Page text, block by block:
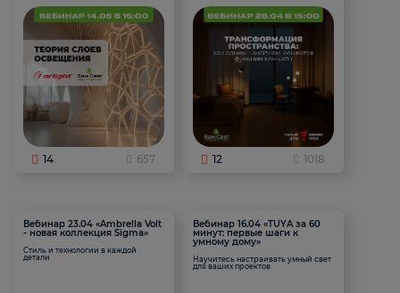
14 657 12 1018
Вебинар 23.04 «Ambrella Volt
- новая коллекция Sigma»
Стиль и технологии в каждой
детали
Вебинар 16.04 «TUYA за 60
минут: первые шаги к
умному дому»
Научитесь настраивать умный свет
для ваших проектов